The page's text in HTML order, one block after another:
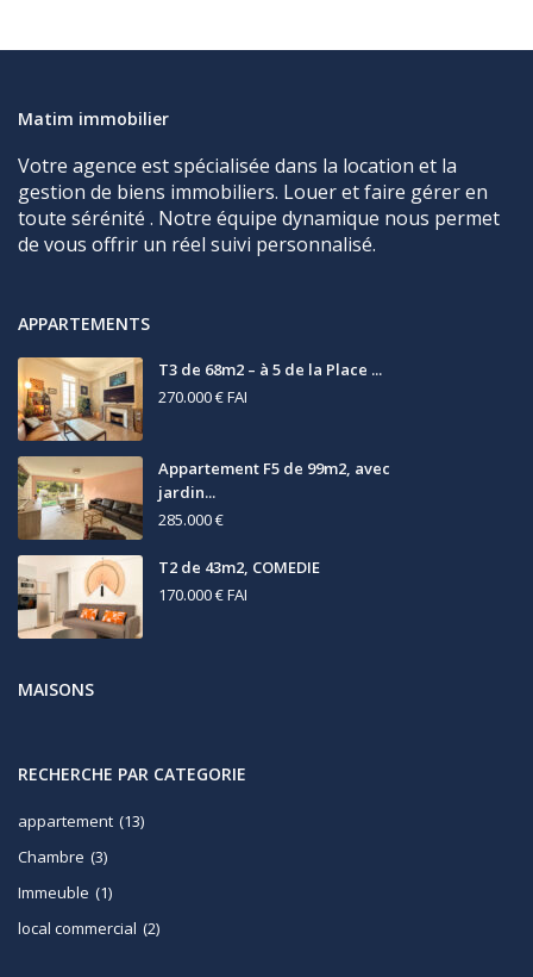
Matim immobilier
Votre agence est spécialisée dans la location et la
gestion de biens immobiliers. Louer et faire gérer en
toute sérénité . Notre équipe dynamique nous permet
de vous offrir un réel suivi personnalisé.
APPARTEMENTS
T3 de 68m2 – à 5 de la Place ...
270.000 €FAI
Appartement F5 de 99m2, avec
jardin...
285.000 €
T2 de 43m2, COMEDIE
170.000 €FAI
MAISONS
RECHERCHE PAR CATEGORIE
appartement (13)
Chambre (3)
Immeuble (1)
local commercial (2)